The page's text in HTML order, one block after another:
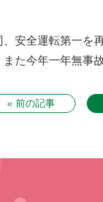
安全運転第一を
た今年一年無事
« 前の記事